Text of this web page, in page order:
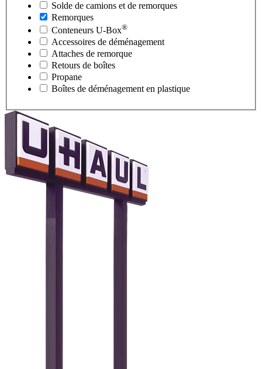
Solde de camions et de remorques
Remorques
Conteneurs U-Box®
Accessoires de déménagement
Attaches de remorque
Retours de boîtes
Propane
Boîtes de déménagement en plastique